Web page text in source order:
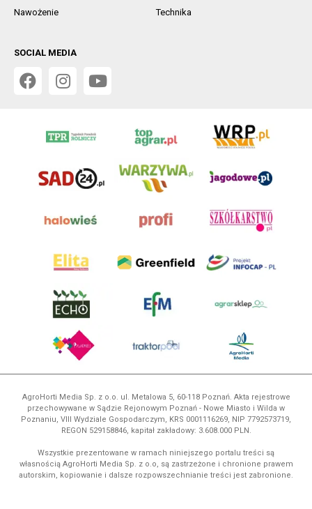
Nawożenie
Technika
SOCIAL MEDIA
AgroHorti Media Sp. z o.o. ul. Metalowa 5, 60-118 Poznań. Akta rejestrowe
przechowywane w Sądzie Rejonowym Poznań - Nowe Miasto i Wilda w
Poznaniu, VIII Wydziale Gospodarczym, KRS 0001116269, NIP 7792573719,
REGON 529158846, kapitał zakładowy: 3.608.000 PLN.
Wszystkie prezentowane w ramach niniejszego portalu treści są
własnością AgroHorti Media Sp. z o.o, są zastrzeżone i chronione prawem
autorskim, kopiowanie i dalsze rozpowszechnianie treści jest zabronione.